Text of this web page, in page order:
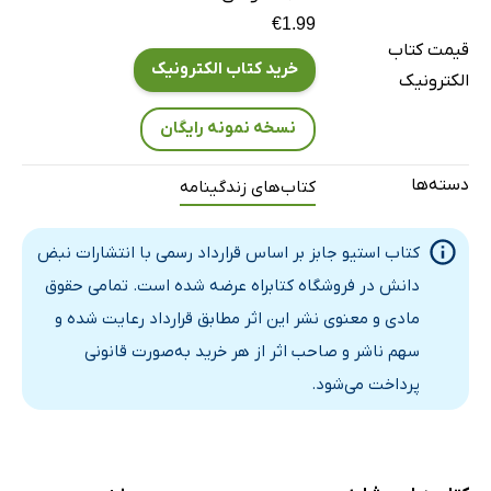
فصل 15: نوبت نکست رسیده
فصل 16: سیلی وود
فصل 19: رؤیایی
فصل 20: زندگی روزمره
فصل 21: آخرین ایستگاه
هفت درس از زندگی کاری استیو جابز
اتفاقات مهم زندگی جابز در هرسال از زندگی او
مراجع و منابع
قیمت کتاب
الکترونیک
€1.99
خرید کتاب الکترونیک
نسخه نمونه رایگان
دسته‌ها کتاب‌های زندگینامه
کتاب استیو جابز بر اساس قرارداد رسمی با انتشارات نبض
دانش در فروشگاه کتابراه عرضه شده است. تمامی حقوق
مادی و معنوی نشر این اثر مطابق قرارداد رعایت شده و
سهم ناشر و صاحب اثر از هر خرید به‌صورت قانونی
پرداخت می‌شود.